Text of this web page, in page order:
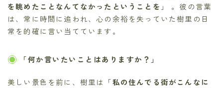
を眺めたことなんてなかったということを 」 。彼の言葉
は、常に時間に追われ、心の余裕を失っていた樹里の日
常を的確に言い当てています。
「何か言いたいことはありますか？」
美しい景色を前に、樹里は「私の住んでる街がこんなに